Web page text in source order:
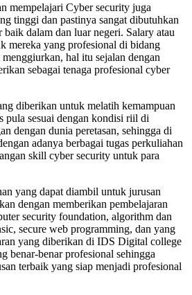
mempelajari Cyber security juga
tinggi dan pastinya sangat dibutuhkan
baik dalam dan luar negeri. Salary atau
mereka yang profesional di bidang
hal itu sejalan dengan
sebagai tenaga profesional cyber
diberikan untuk melatih kemampuan
pula sesuai dengan kondisi riil di
dengan dunia peretasan, sehingga di
adanya berbagai tugas perkuliahan
skill cyber security untuk para
yang dapat diambil untuk jurusan
dengan memberikan pembelajaran
security foundation, algorithm dan
secure web programming, dan yang
yang diberikan di IDS Digital college
benar-benar profesional sehingga
terbaik yang siap menjadi profesional